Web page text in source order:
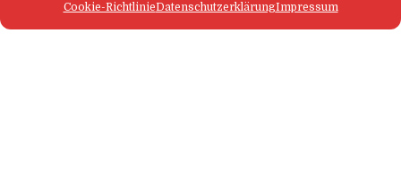
Cookie-RichtlinieDatenschutzerklärungImpressum